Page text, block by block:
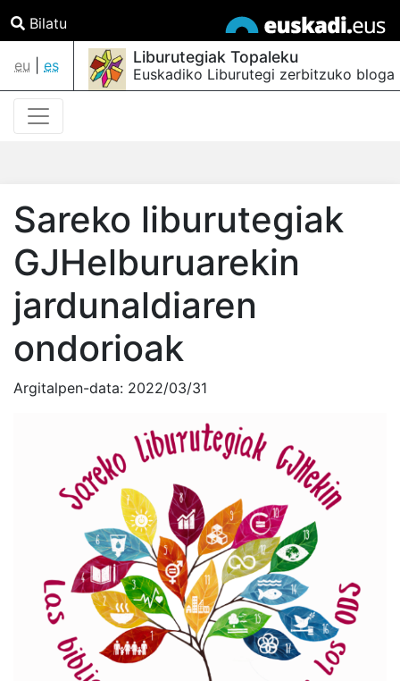
Bilatu
eu es Liburutegiak Topaleku
Euskadiko Liburutegi zerbitzuko bloga
Sareko liburutegiak
GJHelburuarekin
jardunaldiaren
ondorioak
Argitalpen-data: 2022/03/31